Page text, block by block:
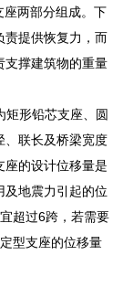
座两部分组成。下
责提供恢复力，而
支撑建筑物的重量
矩形铅芯支座、圆
、联长及桥梁宽度
座的设计位移量是
及地震力引起的位
超过6跨，若需要
型支座的位移量